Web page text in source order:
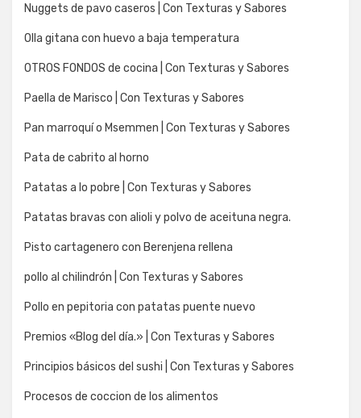
Nuggets de pavo caseros | Con Texturas y Sabores
Olla gitana con huevo a baja temperatura
OTROS FONDOS de cocina | Con Texturas y Sabores
Paella de Marisco | Con Texturas y Sabores
Pan marroquí o Msemmen | Con Texturas y Sabores
Pata de cabrito al horno
Patatas a lo pobre | Con Texturas y Sabores
Patatas bravas con alioli y polvo de aceituna negra.
Pisto cartagenero con Berenjena rellena
pollo al chilindrón | Con Texturas y Sabores
Pollo en pepitoria con patatas puente nuevo
Premios «Blog del día.» | Con Texturas y Sabores
Principios básicos del sushi | Con Texturas y Sabores
Procesos de coccion de los alimentos